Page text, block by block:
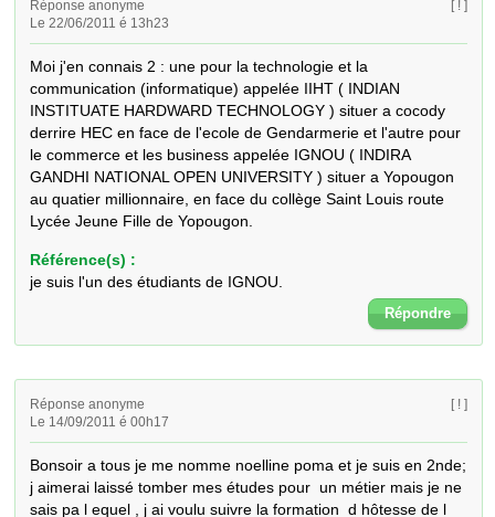
Réponse anonyme
Le 22/06/2011 é 13h23
[ ! ]
Moi j'en connais 2 : une pour la technologie et la
communication (informatique) appelée IIHT ( INDIAN
INSTITUATE HARDWARD TECHNOLOGY ) situer a cocody
derrire HEC en face de l'ecole de Gendarmerie et l'autre pour
le commerce et les business appelée IGNOU ( INDIRA
GANDHI NATIONAL OPEN UNIVERSITY ) situer a Yopougon
au quatier millionnaire, en face du collège Saint Louis route
Lycée Jeune Fille de Yopougon.
Référence(s) :
je suis l'un des étudiants de IGNOU.
Répondre
Réponse anonyme
Le 14/09/2011 é 00h17
[ ! ]
Bonsoir a tous je me nomme noelline poma et je suis en 2nde;
j aimerai laissé tomber mes études pour  un métier mais je ne
sais pa l equel , j ai voulu suivre la formation  d hôtesse de l